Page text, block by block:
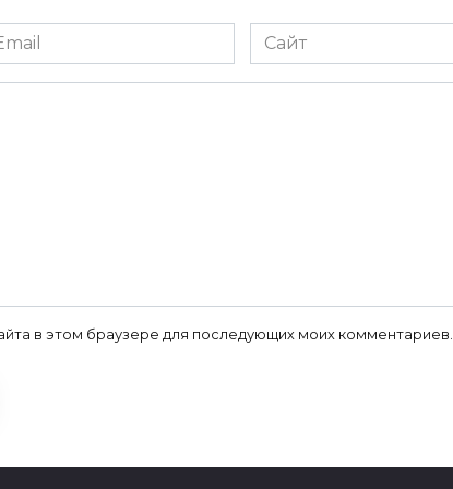
Сайт
в этом браузере для последующих моих комментариев.